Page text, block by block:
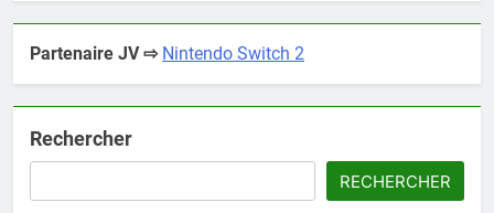
Partenaire JV ⇨ Nintendo Switch 2
Rechercher
RECHERCHER